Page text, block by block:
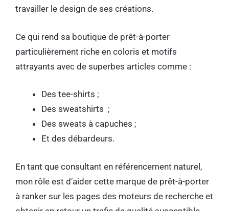
travailler le design de ses créations.
Ce qui rend sa boutique de prêt-à-porter
particulièrement riche en coloris et motifs
attrayants avec de superbes articles comme :
Des tee-shirts ;
Des sweatshirts ;
Des sweats à capuches ;
Et des débardeurs.
En tant que consultant en référencement naturel,
mon rôle est d’aider cette marque de prêt-à-porter
à ranker sur les pages des moteurs de recherche et